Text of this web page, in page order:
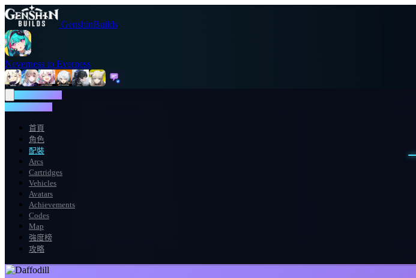
GenshinBuilds
Neverness to Everness
首頁
角色
配裝
Arcs
Cartridges
Vehicles
Avatars
Achievements
Codes
Map
強度榜
攻略